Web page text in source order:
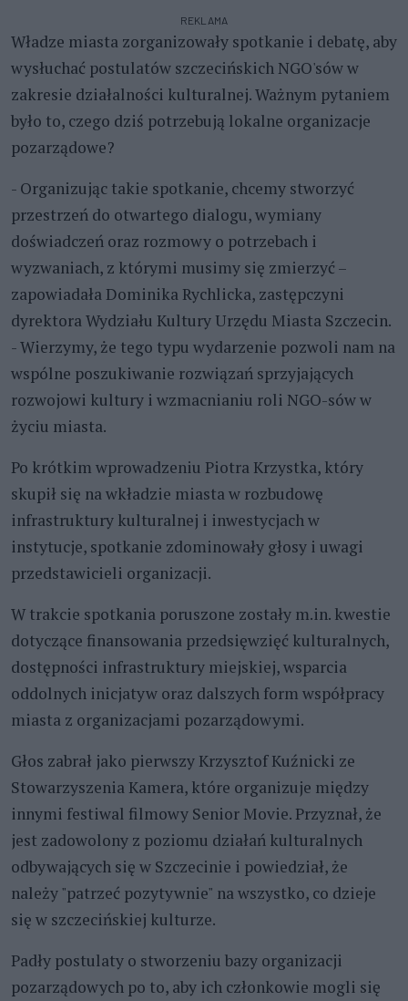
REKLAMA
Władze miasta zorganizowały spotkanie i debatę, aby
wysłuchać postulatów szczecińskich NGO'sów w
zakresie działalności kulturalnej. Ważnym pytaniem
było to, czego dziś potrzebują lokalne organizacje
pozarządowe?
- Organizując takie spotkanie, chcemy stworzyć
przestrzeń do otwartego dialogu, wymiany
doświadczeń oraz rozmowy o potrzebach i
wyzwaniach, z którymi musimy się zmierzyć –
zapowiadała Dominika Rychlicka, zastępczyni
dyrektora Wydziału Kultury Urzędu Miasta Szczecin.
- Wierzymy, że tego typu wydarzenie pozwoli nam na
wspólne poszukiwanie rozwiązań sprzyjających
rozwojowi kultury i wzmacnianiu roli NGO-sów w
życiu miasta.
Po krótkim wprowadzeniu Piotra Krzystka, który
skupił się na wkładzie miasta w rozbudowę
infrastruktury kulturalnej i inwestycjach w
instytucje, spotkanie zdominowały głosy i uwagi
przedstawicieli organizacji.
W trakcie spotkania poruszone zostały m.in. kwestie
dotyczące finansowania przedsięwzięć kulturalnych,
dostępności infrastruktury miejskiej, wsparcia
oddolnych inicjatyw oraz dalszych form współpracy
miasta z organizacjami pozarządowymi.
Głos zabrał jako pierwszy Krzysztof Kuźnicki ze
Stowarzyszenia Kamera, które organizuje między
innymi festiwal filmowy Senior Movie. Przyznał, że
jest zadowolony z poziomu działań kulturalnych
odbywających się w Szczecinie i powiedział, że
należy "patrzeć pozytywnie" na wszystko, co dzieje
się w szczecińskiej kulturze.
Padły postulaty o stworzeniu bazy organizacji
pozarządowych po to, aby ich członkowie mogli się